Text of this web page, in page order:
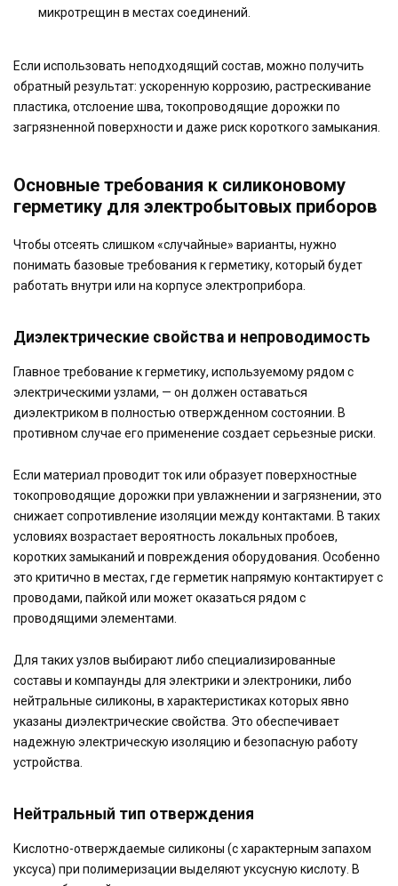
микротрещин в местах соединений.
Если использовать неподходящий состав, можно получить
обратный результат: ускоренную коррозию, растрескивание
пластика, отслоение шва, токопроводящие дорожки по
загрязненной поверхности и даже риск короткого замыкания.
Основные требования к силиконовому
герметику для электробытовых приборов
Чтобы отсеять слишком «случайные» варианты, нужно
понимать базовые требования к герметику, который будет
работать внутри или на корпусе электроприбора.
Диэлектрические свойства и непроводимость
Главное требование к герметику, используемому рядом с
электрическими узлами, — он должен оставаться
диэлектриком в полностью отвержденном состоянии. В
противном случае его применение создает серьезные риски.
Если материал проводит ток или образует поверхностные
токопроводящие дорожки при увлажнении и загрязнении, это
снижает сопротивление изоляции между контактами. В таких
условиях возрастает вероятность локальных пробоев,
коротких замыканий и повреждения оборудования. Особенно
это критично в местах, где герметик напрямую контактирует с
проводами, пайкой или может оказаться рядом с
проводящими элементами.
Для таких узлов выбирают либо специализированные
составы и компаунды для электрики и электроники, либо
нейтральные силиконы, в характеристиках которых явно
указаны диэлектрические свойства. Это обеспечивает
надежную электрическую изоляцию и безопасную работу
устройства.
Нейтральный тип отверждения
Кислотно-отверждаемые силиконы (с характерным запахом
уксуса) при полимеризации выделяют уксусную кислоту. В